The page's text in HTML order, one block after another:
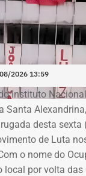
para consulta
sobre a
2026 13:59
Instituto
Santa
desta
de Luta
o nome do
local por volta